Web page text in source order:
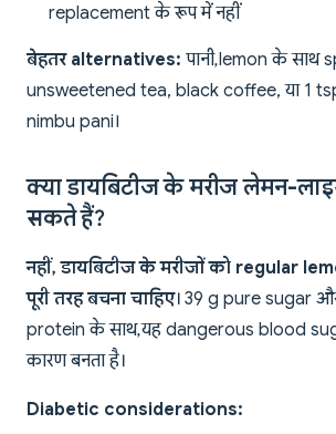
replacement के रूप में नहीं
बेहतर alternatives: पानी, lemon के साथ
unsweetened tea, black coffee, या 1
nimbu pani।
क्या डायबिटीज के मरीज लेमन-
सकते हैं?
नहीं, डायबिटीज के मरीजों को regular
पूरी तरह बचना चाहिए। 39 g pure sugar
protein के साथ, यह dangerous blood
कारण बनता है।
Diabetic considerations: